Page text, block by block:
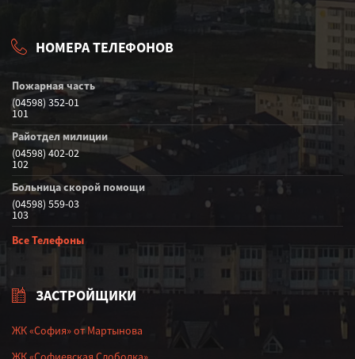
НОМЕРА ТЕЛЕФОНОВ
Пожарная часть
(04598) 352-01
101
Райотдел милиции
(04598) 402-02
102
Больница скорой помощи
(04598) 559-03
103
Все Телефоны
ЗАСТРОЙЩИКИ
ЖК «София» от Мартынова